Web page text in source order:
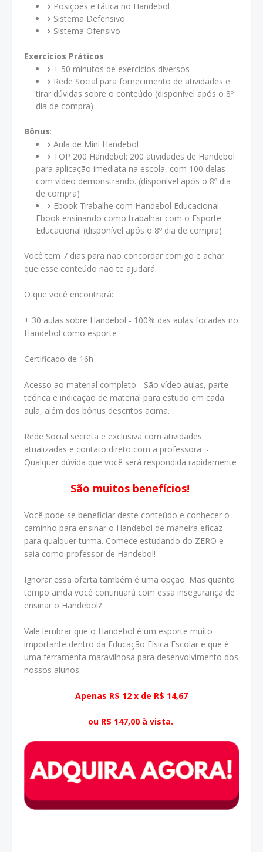
Posições e tática no Handebol
Sistema Defensivo
Sistema Ofensivo
Exercícios Práticos
+ 50 minutos de exercícios díversos
Rede Social para fornecimento de atividades e
tirar dúvidas sobre o conteúdo (disponível após o 8º
dia de compra)
Bônus:
Aula de Mini Handebol
TOP 200 Handebol: 200 atividades de Handebol
para aplicação imediata na escola, com 100 delas
com vídeo demonstrando. (disponível após o 8º dia
de compra)
Ebook Trabalhe com Handebol Educacional -
Ebook ensinando como trabalhar com o Esporte
Educacional (disponível após o 8º dia de compra)
Você tem 7 dias para não concordar comigo e achar
que esse conteúdo não te ajudará.
O que você encontrará:
+ 30 aulas sobre Handebol - 100% das aulas focadas no
Handebol como esporte
Certificado de 16h
Acesso ao material completo - São vídeo aulas, parte
teórica e indicação de material para estudo em cada
aula, além dos bônus descritos acima. .
Rede Social secreta e exclusiva com atividades
atualizadas e contato direto com a professora -
Qualquer dúvida que você será respondida rapidamente
São muitos benefícios!
Você pode se beneficiar deste conteúdo e conhecer o
caminho para ensinar o Handebol de maneira eficaz
para qualquer turma. Comece estudando do ZERO e
saia como professor de Handebol!
Ignorar essa oferta também é uma opção. Mas quanto
tempo ainda você continuará com essa insegurança de
ensinar o Handebol?
Vale lembrar que o Handebol é um esporte muito
importante dentro da Educação Física Escolar e que é
uma ferramenta maravilhosa para desenvolvimento dos
nossos alunos.
Apenas R$ 12 x de R$ 14,67
ou R$ 147,00 à vista.